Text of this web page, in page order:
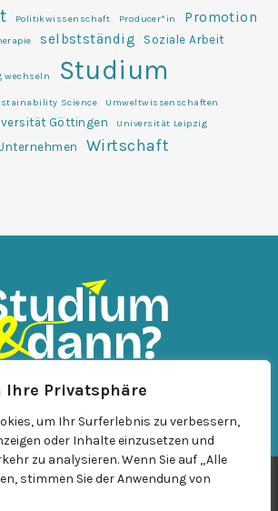
Ihre Privatsphäre
um Ihr Surferlebnis zu verbessern,
oder Inhalte einzusetzen und
zu analysieren. Wenn Sie auf „Alle
stimmen Sie der Anwendung von
Politikwissenschaft Producer*in Promotion
selbstständig Soziale Arbeit
wechseln Studium
Science
Umweltwissenschaften
Göttingen Universität Leipzig
Wirtschaft
© Leuphana GmbH